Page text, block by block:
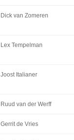
Dick van Zomeren
Lex Tempelman
Joost Italianer
Ruud van der Werff
Gerrit de Vries